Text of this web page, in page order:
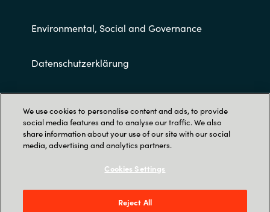
Environmental, Social and Governance
Datenschutzerklärung
Allgemeine Geschäftsbedingungen
We use cookies to personalise content and ads, to provide
social media features and to analyse our traffic. We also
share information about your use of our site with our social
media, advertising and analytics partners.
Cookies Settings
Reject All